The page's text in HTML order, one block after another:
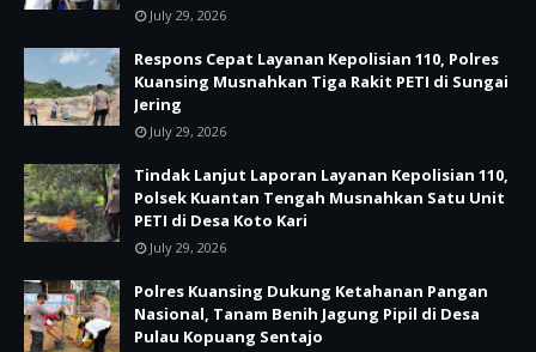
July 29, 2026
Respons Cepat Layanan Kepolisian 110, Polres
Kuansing Musnahkan Tiga Rakit PETI di Sungai
Jering
July 29, 2026
Tindak Lanjut Laporan Layanan Kepolisian 110,
Polsek Kuantan Tengah Musnahkan Satu Unit
PETI di Desa Koto Kari
July 29, 2026
Polres Kuansing Dukung Ketahanan Pangan
Nasional, Tanam Benih Jagung Pipil di Desa
Pulau Kopuang Sentajo